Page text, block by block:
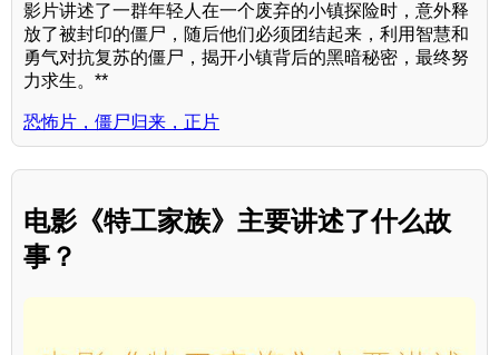
影片讲述了一群年轻人在一个废弃的小镇探险时，意外释
放了被封印的僵尸，随后他们必须团结起来，利用智慧和
勇气对抗复苏的僵尸，揭开小镇背后的黑暗秘密，最终努
力求生。**
恐怖片，僵尸归来，正片
电影《特工家族》主要讲述了什么故
事？